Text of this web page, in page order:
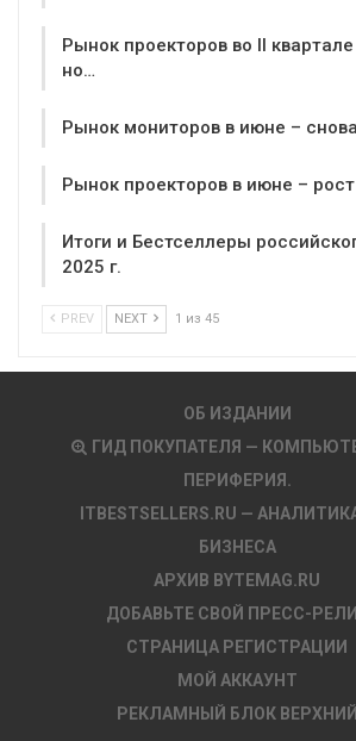
Рынок проекторов во II
но…
Рынок мониторов в июне –
Рынок проекторов в июне –
Итоги и Бестселлеры
2025 г.
PREV NEXT 1 из 45
ОБ ИЗДАНИИ
ГИД ПОКУПАТЕЛЯ —
ПЕРИФЕРИЯ.
ITBESTSELLERS.RU —
БИЗНЕСА
АРХИВ BYTEMAG.RU
ДОБАВЬТЕ СВОЙ ПРЕСС-
СТРАНИЦА РЕГИСТРАЦИИ
МОЙ АККАУНТ
РЕКЛАМНЫЙ БЛОК ВЕРХНИЙ